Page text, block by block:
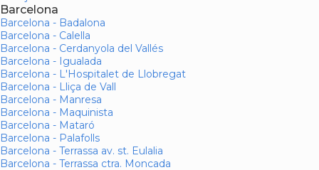
Barcelona
Barcelona - Badalona
Barcelona - Calella
Barcelona - Cerdanyola del Vallés
Barcelona - Igualada
Barcelona - L'Hospitalet de Llobregat
Barcelona - Lliça de Vall
Barcelona - Manresa
Barcelona - Maquinista
Barcelona - Mataró
Barcelona - Palafolls
Barcelona - Terrassa av. st. Eulalia
Barcelona - Terrassa ctra. Moncada